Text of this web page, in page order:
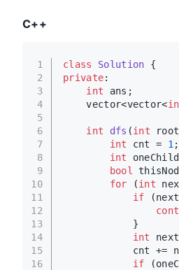
C++
1
2
3
4
5
6
7
8
9
10
11
12
13
14
15
16
class Solution {
private:
int ans;
    vector<vector<
int dfs (int
int cnt = 1 ;
int
bool
for (int
if
            }
int
cnt +=
if